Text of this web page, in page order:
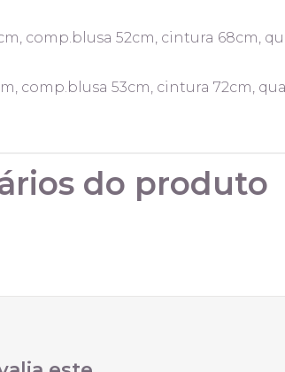
comp.blusa 52cm, cintura 68cm,
comp.blusa 53cm, cintura 72cm,
do produto